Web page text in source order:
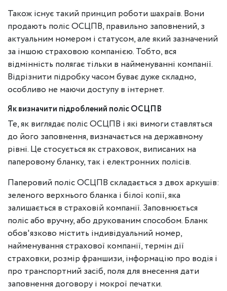
Також існує такий принцип роботи шахраїв. Вони
продають поліс ОСЦПВ, правильно заповнений, з
актуальним номером і статусом, але який зазначений
за іншою страховою компанією. Тобто, вся
відмінність полягає тільки в найменуванні компанії.
Відрізнити підробку часом буває дуже складно,
особливо не маючи доступу в інтернет.
Як визначити підроблений поліс ОСЦПВ
Те, як виглядає поліс ОСЦПВ і які вимоги ставляться
до його заповнення, визначається на державному
рівні. Це стосується як страховок, виписаних на
паперовому бланку, так і електронних полісів.
Паперовий поліс ОСЦПВ складається з двох аркушів:
зеленого верхнього бланка і білої копії, яка
залишається в страховій компанії. Заповнюється
поліс або вручну, або друкованим способом. Бланк
обов'язково містить індивідуальний номер,
найменування страхової компанії, термін дії
страховки, розмір франшизи, інформацію про водія і
про транспортний засіб, поля для внесення дати
заповнення договору і мокрої печатки.